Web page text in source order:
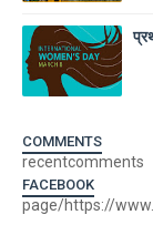
COMMENTS
recentcomments
FACEBOOK
page/https://